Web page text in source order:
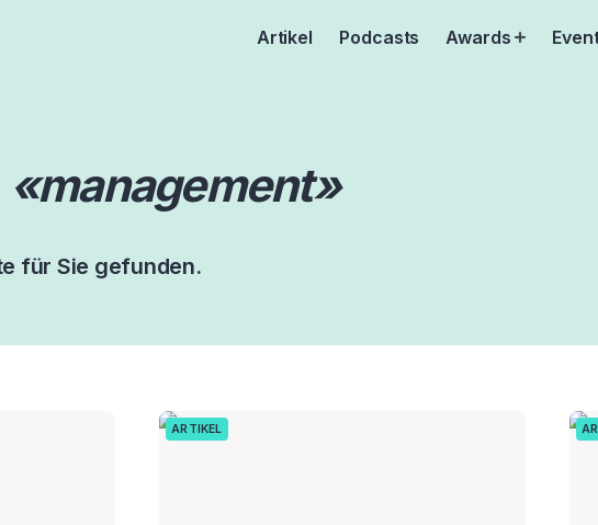
Artikel Podcasts Awards Open
«management»
für Sie gefunden.
ARTIKEL